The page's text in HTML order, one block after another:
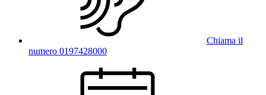
Chiama il
numero 0197428000